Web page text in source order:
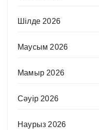
Шілде 2026
Маусым 2026
Мамыр 2026
Сәуір 2026
Наурыз 2026